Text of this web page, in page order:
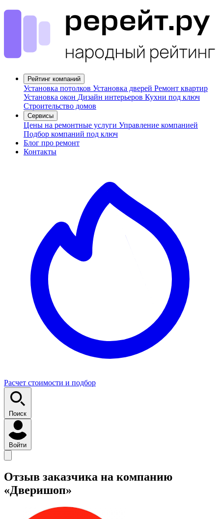
Рейтинг компаний
Установка потолков Установка дверей Ремонт квартир
Установка окон Дизайн интерьеров Кухни под ключ
Строительство домов
Сервисы
Цены на ремонтные услуги Управление компанией
Подбор компаний под ключ
Блог про ремонт
Контакты
Расчет стоимости и подбор
Поиск
Войти
Отзыв заказчика на компанию
«Дверишоп»